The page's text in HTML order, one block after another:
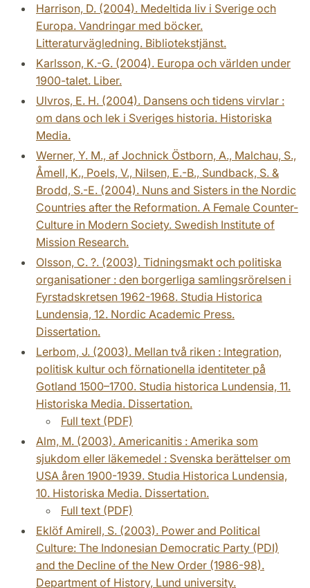
Harrison, D. (2004). Medeltida liv i Sverige och
Europa. Vandringar med böcker.
Litteraturvägledning. Bibliotekstjänst.
Karlsson, K.-G. (2004). Europa och världen under
1900-talet. Liber.
Ulvros, E. H. (2004). Dansens och tidens virvlar :
om dans och lek i Sveriges historia. Historiska
Media.
Werner, Y. M., af Jochnick Östborn, A., Malchau, S.,
Åmell, K., Poels, V., Nilsen, E.-B., Sundback, S. &
Brodd, S.-E. (2004). Nuns and Sisters in the Nordic
Countries after the Reformation. A Female Counter-
Culture in Modern Society. Swedish Institute of
Mission Research.
Olsson, C. ?. (2003). Tidningsmakt och politiska
organisationer : den borgerliga samlingsrörelsen i
Fyrstadskretsen 1962-1968. Studia Historica
Lundensia, 12. Nordic Academic Press.
Dissertation.
Lerbom, J. (2003). Mellan två riken : Integration,
politisk kultur och förnationella identiteter på
Gotland 1500–1700. Studia historica Lundensia, 11.
Historiska Media. Dissertation.
Full text (PDF)
Alm, M. (2003). Americanitis : Amerika som
sjukdom eller läkemedel : Svenska berättelser om
USA åren 1900-1939. Studia Historica Lundensia,
10. Historiska Media. Dissertation.
Full text (PDF)
Eklöf Amirell, S. (2003). Power and Political
Culture: The Indonesian Democratic Party (PDI)
and the Decline of the New Order (1986-98).
Department of History, Lund university.